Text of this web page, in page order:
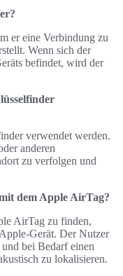
er eine Verbindung zu
Wenn sich der
befindet, wird der
verwendet werden.
anderen
zu verfolgen und
dem Apple AirTag?
AirTag zu finden,
Gerät. Der Nutzer
bei Bedarf einen
zu lokalisieren.